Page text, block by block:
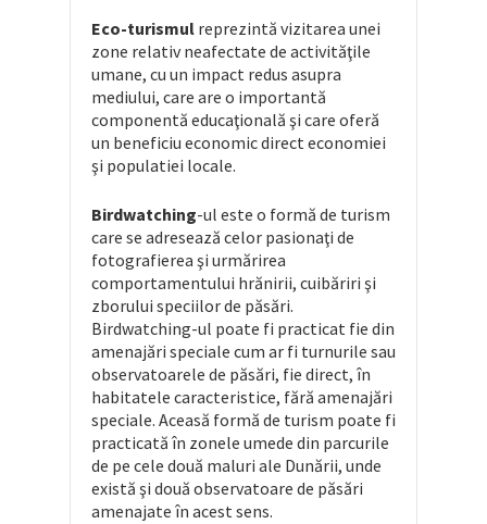
Eco-turismul reprezintă vizitarea unei
zone relativ neafectate de activităţile
umane, cu un impact redus asupra
mediului, care are o importantă
componentă educaţională şi care oferă
un beneficiu economic direct economiei
şi populatiei locale.
Birdwatching-ul este o formă de turism
care se adresează celor pasionaţi de
fotografierea şi urmărirea
comportamentului hrănirii, cuibăriri şi
zborului speciilor de păsări.
Birdwatching-ul poate fi practicat fie din
amenajări speciale cum ar fi turnurile sau
observatoarele de păsări, fie direct, în
habitatele caracteristice, fără amenajări
speciale. Aceasă formă de turism poate fi
practicată în zonele umede din parcurile
de pe cele două maluri ale Dunării, unde
există şi două observatoare de păsări
amenajate în acest sens.